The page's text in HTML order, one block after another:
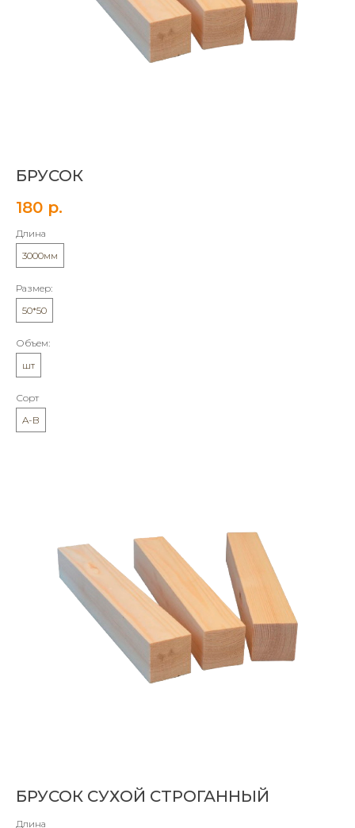
БРУСОК
180 р.
Длина
3000мм
Размер:
50*50
Объем:
шт
Сорт
A-B
БРУСОК СУХОЙ СТРОГАННЫЙ
Длина